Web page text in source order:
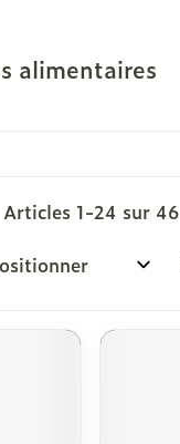
alimentaires
Articles 1-24 sur 46
par: